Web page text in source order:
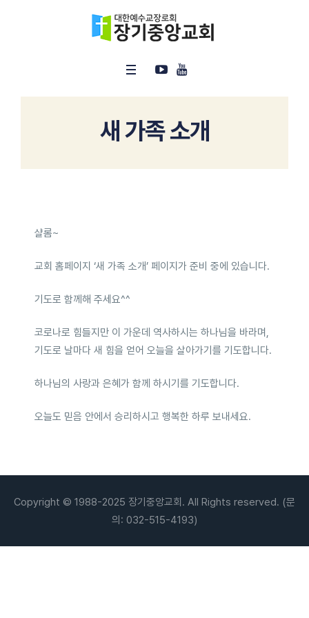
새 가족 소개
샬롬~
교회 홈페이지 ‘새 가족 소개’ 페이지가 준비 중에 있습니다.
기도로 함께해 주세요^^
코로나로 힘들지만 이 가운데 역사하시는 하나님을 바라며,
기도로 날마다 새 힘을 얻어 오늘을 살아가기를 기도합니다.
하나님의 사랑과 은혜가 함께 하시기를 기도합니다.
오늘도 믿음 안에서 승리하시고 행복한 하루 보내세요.
Copyright © 1988-2025 장기중앙교회. All Rights reserved. (문
의: 032-515-4193)